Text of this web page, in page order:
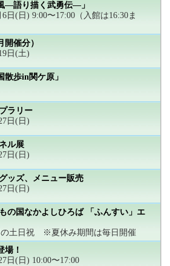
―語り描く武勇伝―」
日(日) 9:00〜17:00（入館は16:30ま
開催分）
日(土)
散歩in関ケ原」
ラリー
日(日)
ル展
日(日)
ッズ、メニュー販売
日(日)
国なかよしひろば 「ふんすい」エ
の土日祝 ※夏休み期間は毎日開催
場！
日(日) 10:00〜17:00